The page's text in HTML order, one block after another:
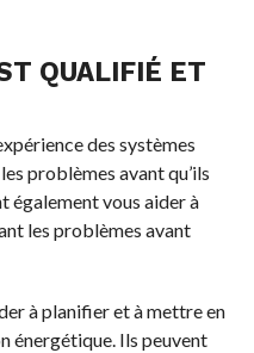
QUALIFIÉ ET
des systèmes
problèmes avant qu’ils
également vous aider à
les problèmes avant
à planifier et à mettre en
énergétique. Ils peuvent